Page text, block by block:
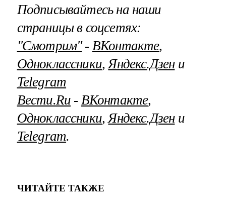
Подписывайтесь на наши
страницы в соцсетях:
"Смотрим"‐ ВКонтакте,
Одноклассники, Яндекс.Дзени
Telegram
Вести.Ru ‐ ВКонтакте,
Одноклассники, Яндекс.Дзени
Telegram.
ЧИТАЙТЕ ТАКЖЕ